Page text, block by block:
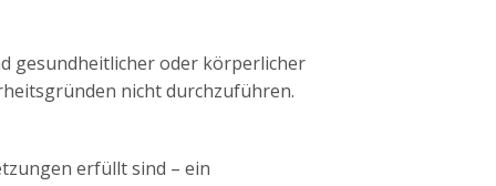
gesundheitlicher oder körperlicher
nicht durchzuführen.
erfüllt sind – ein